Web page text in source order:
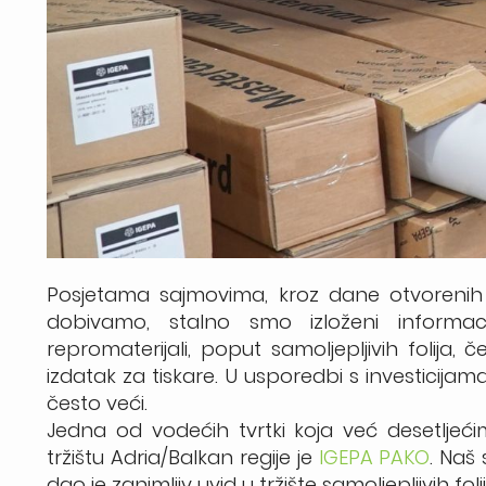
Posjetama sajmovima, kroz dane
dobivamo, stalno smo izloženi
repromaterijali, poput samoljepljivih folija,
izdatak za tiskare. U usporedbi s
često veći.
Jedna od vodećih tvrtki koja već
tržištu Adria/Balkan regije je IGEPA PAKO. Naš